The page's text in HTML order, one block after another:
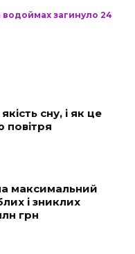
водоймах загинуло 24
сну, і як це
повітря
максимальний
і зниклих
грн